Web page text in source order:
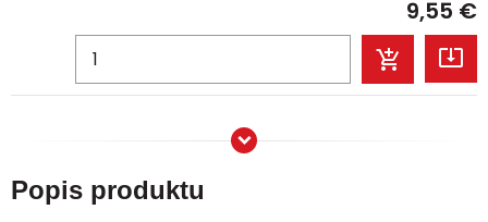
9,55 €
Popis produktu